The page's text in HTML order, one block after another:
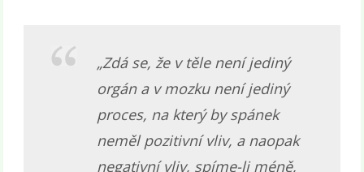
„Zdá se, že v těle není jediný
orgán a v mozku není jediný
proces, na který by spánek
neměl pozitivní vliv, a naopak
negativní vliv, spíme-li méně,